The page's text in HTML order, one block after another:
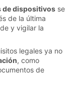
de dispositivos se
de la última
y vigilar la
legales ya no
, como
de